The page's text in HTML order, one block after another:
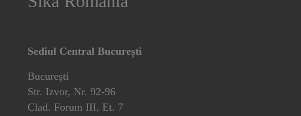
Sediul Central București
București
Str. Izvor, Nr. 92-96
Clad. Forum III, Et. 7